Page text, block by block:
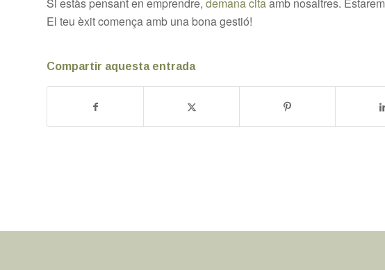
El teu èxit comença amb una bona gestió!
Compartir aquesta entrada